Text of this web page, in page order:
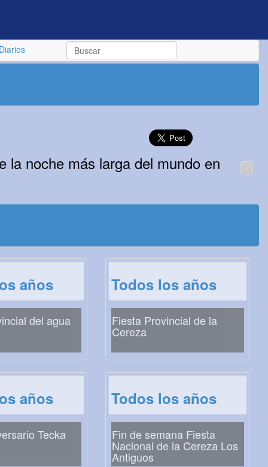
Diarios
la noche más larga del mundo en
años
del agua
Todos los años
Fiesta Provincial de la
Cereza
años
Tecka
Todos los años
Fin de semana Fiesta
Nacional de la Cereza Los
Antiguos